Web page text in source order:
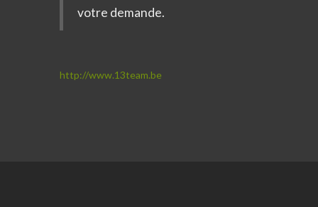
votre demande.
http://www.13team.be